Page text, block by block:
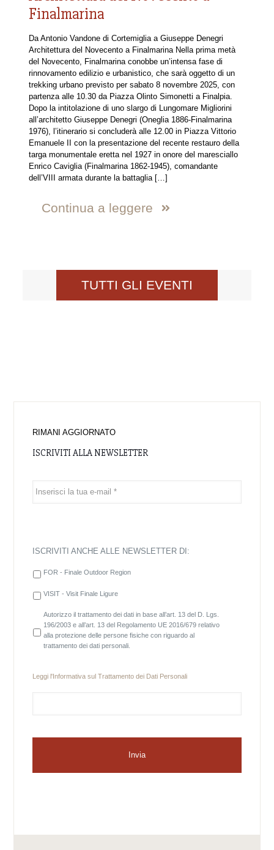
Finalmarina
Da Antonio Vandone di Cortemiglia a Giuseppe Denegri
Architettura del Novecento a Finalmarina Nella prima metà
del Novecento, Finalmarina conobbe un’intensa fase di
rinnovamento edilizio e urbanistico, che sarà oggetto di un
trekking urbano previsto per sabato 8 novembre 2025, con
partenza alle 10.30 da Piazza Olinto Simonetti a Finalpia.
Dopo la intitolazione di uno slargo di Lungomare Migliorini
all’architetto Giuseppe Denegri (Oneglia 1886-Finalmarina
1976), l’itinerario si concluderà alle 12.00 in Piazza Vittorio
Emanuele II con la presentazione del recente restauro della
targa monumentale eretta nel 1927 in onore del maresciallo
Enrico Caviglia (Finalmarina 1862-1945), comandante
dell’VIII armata durante la battaglia[…]
Continua a leggere
TUTTI GLI EVENTI
RIMANI AGGIORNATO
ISCRIVITI ALLA NEWSLETTER
ISCRIVITI ANCHE ALLE NEWSLETTER DI:
FOR - Finale Outdoor Region
VISIT - Visit Finale Ligure
Autorizzo il trattamento dei dati in base all’art. 13 del D. Lgs.
196/2003 e all’art. 13 del Regolamento UE 2016/679 relativo
alla protezione delle persone fisiche con riguardo al
trattamento dei dati personali.
Leggi l'Informativa sul Trattamento dei Dati Personali